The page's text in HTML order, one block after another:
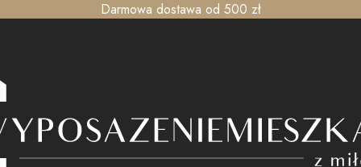
Darmowa dostawa od 500 zł